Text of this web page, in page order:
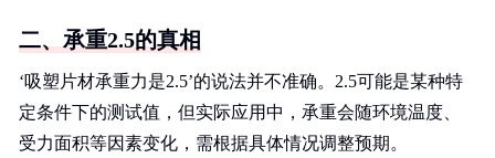
二、承重2.5的真相
‘吸塑片材承重力是2.5’的说法并不准确。2.5可能是某种特
定条件下的测试值，但实际应用中，承重会随环境温度、
受力面积等因素变化，需根据具体情况调整预期。